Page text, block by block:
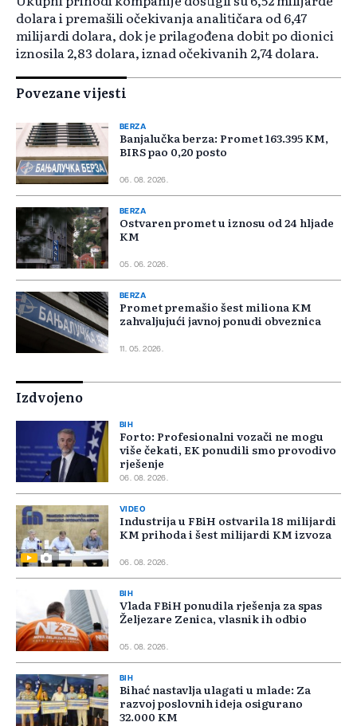
dolara i premašili očekivanja analitičara od 6,47
milijardi dolara, dok je prilagođena dobit po dionici
iznosila 2,83 dolara, iznad očekivanih 2,74 dolara.
Povezane vijesti
BERZA
Banjalučka berza: Promet 163.395 KM,
BIRS pao 0,20 posto
06. 08. 2026.
BERZA
Ostvaren promet u iznosu od 24 hljade
KM
05. 06. 2026.
BERZA
Promet premašio šest miliona KM
zahvaljujući javnoj ponudi obveznica
11. 05. 2026.
Izdvojeno
BIH
Forto: Profesionalni vozači ne mogu
više čekati, EK ponudili smo provodivo
rješenje
06. 08. 2026.
VIDEO
Industrija u FBiH ostvarila 18 milijardi
KM prihoda i šest milijardi KM izvoza
06. 08. 2026.
BIH
Vlada FBiH ponudila rješenja za spas
Željezare Zenica, vlasnik ih odbio
05. 08. 2026.
BIH
Bihać nastavlja ulagati u mlade: Za
razvoj poslovnih ideja osigurano
32.000 KM